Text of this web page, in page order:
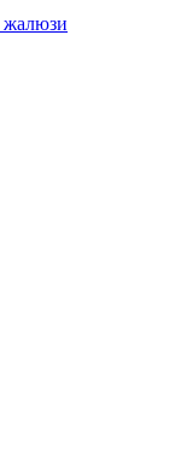
жалюзи